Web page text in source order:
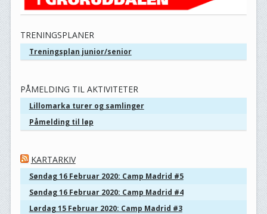
TRENINGSPLANER
Treningsplan junior/senior
PÅMELDING TIL AKTIVITETER
Lillomarka turer og samlinger
Påmelding til løp
KARTARKIV
Søndag 16 Februar 2020: Camp Madrid #5
Søndag 16 Februar 2020: Camp Madrid #4
Lørdag 15 Februar 2020: Camp Madrid #3